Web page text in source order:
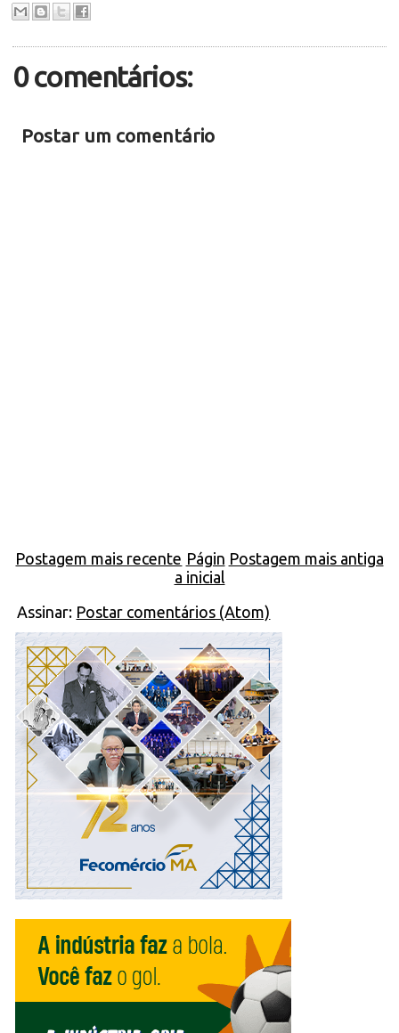
0 comentários:
Postar um comentário
Postagem mais recente Postagem mais antiga
Págin
a inicial
Assinar: Postar comentários (Atom)